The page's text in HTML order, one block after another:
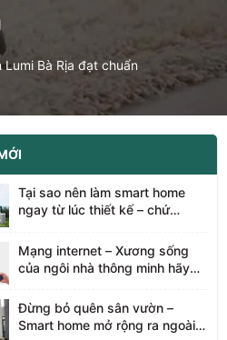
Bà Rịa đạt chuẩn
Tại sao nên làm smart home
ngay từ lúc thiết kế – chứ
nhà thông minh Lumi Bà Rịa
Vũng Tàu tìm hiểu nha
Mạng internet – Xương sống
của ngôi nhà thông minh hãy
Rịa Vũng Tàu tìm hiểu nha
Đừng bỏ quên sân vườn –
Smart home mở rộng ra ngoài